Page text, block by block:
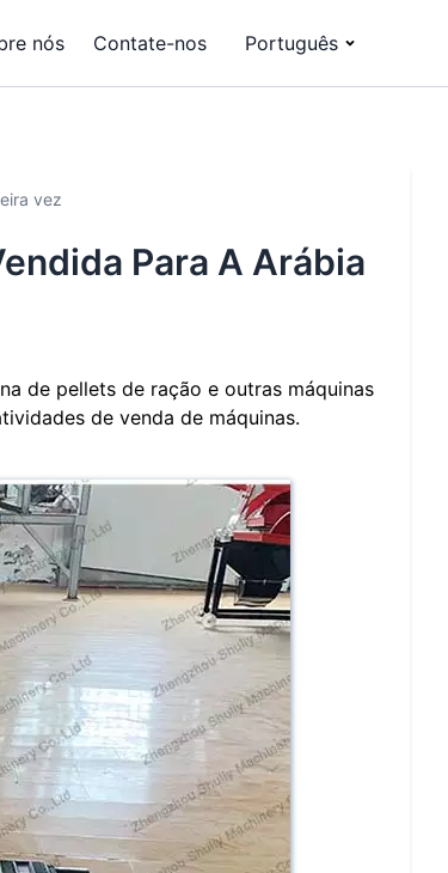
nós Contate-nos Português
vez
Para A Arábia
de pellets de ração e outras máquinas
de venda de máquinas.